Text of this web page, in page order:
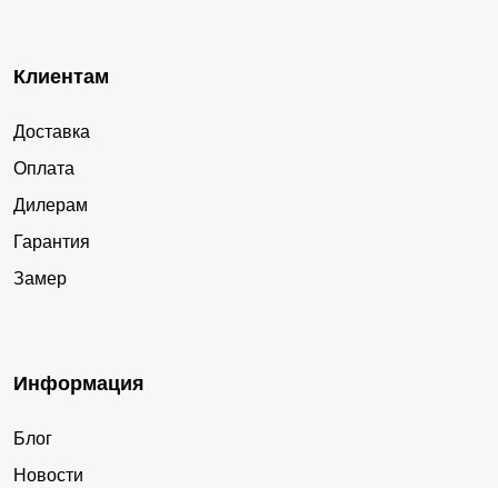
Клиентам
Доставка
Оплата
Дилерам
Гарантия
Замер
Информация
Блог
Новости